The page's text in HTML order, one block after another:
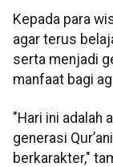
Kepada para
agar terus
serta menjadi
manfaat bagi
"Hari ini adalah
generasi
berkarakter,"